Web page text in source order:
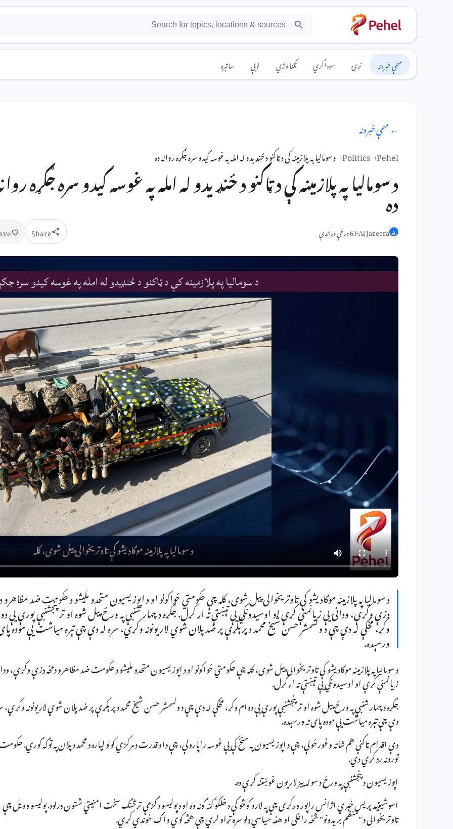
مهمې خبرونه نړۍ سوداګري ټکنالوژي لوبې ساتېره
← مهمې خبرونه
Pehel
Politics د سومالیا په پلازمینه کې د ټاکنو د ځنډیدو له امله په غوسه کیدو سره جګړه روانه ده
د سومالیا په پلازمینه کې د ټاکنو د ځنډیدو له امله په غوسه کیدو سره جګړه
ده
A
Al Jazeera
·63 ورځې وړاندې Share
د سومالیا په پلازمینه موګادیشو کې تاوتریخوالی پیل شوی، کله چې حکومتي ځواکونو او د اپوزیسیون متحدو ملیشو د حکومت ضد مظاهرو
ډزې وکړې، ودانۍ یې زیانمنې کړې او اوسیدونکي یې تېښتې ته اړ کړل. جګړه د چهار شنبې په ورځ پیل شوه او تر پنجشنبې پورې یې
وکړ، مخکې له دې چې د ولسمشر حسن شیخ محمد د پرېکړې پر ضد پلان شوي لاریونونه وکړي، سره له دې چې تېره میاشت یې موده
ورسېده.
د سومالیا په پلازمینه موګادیشو کې تاوتریخوالی پیل شوی، کله چې حکومتي ځواکونو او د اپوزیسیون متحدو ملیشو د حکومت ضد مظاهرو دمخه ډزې وکړې،
زیانمنې کړې او اوسیدونکي یې تېښتې ته اړ کړل.
جګړه د چهار شنبې په ورځ پیل شوه او تر پنجشنبې پورې یې دوام وکړ، مخکې له دې چې د ولسمشر حسن شیخ محمد د پرېکړې پر ضد پلان شوي لاریونونه وکړي،
دې چې تېره میاشت یې موده پای ته ورسېده.
دې اقدام ټاکنې هم شاته وغورځولې، چې د اپوزیسیون په منځ کې یې غوسه راپارولې، چې دا د قدرت د مرکزي کولو لپاره د محمد د پلان په توګه ګوري.
تورونه رد کړي دي.
اپوزیسیون د پنجشنبې په ورځ د سوله ییز لاریون غوښتنه کړې ده.
اسوشیټیډ پریس خبري اژانس راپور ورکړی چې په لارو کوڅو کې د خلکو ګڼه ګوڼه وه او د پولیسو د ګزمې ترڅنګ سخت امنیتي شتون درلود. پولیسو وویل چې
تاوتریخوالی د "منظم بریدونو" څخه راغلی او هغه سیاسي ډلو سره تړاو لري چې هڅه کوي واک خوندي کړي.